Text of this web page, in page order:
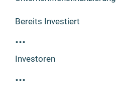
Bereits Investiert
...
Investoren
...